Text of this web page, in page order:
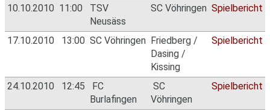
10.10.2010 11:00
TSV
Neusäss
SC Vöhringen Spielbericht
17.10.2010 13:00 SC Vöhringen Friedberg /
Dasing /
Kissing
Spielbericht
24.10.2010 12:45
FC
Burlafingen
SC
Vöhringen
Spielbericht